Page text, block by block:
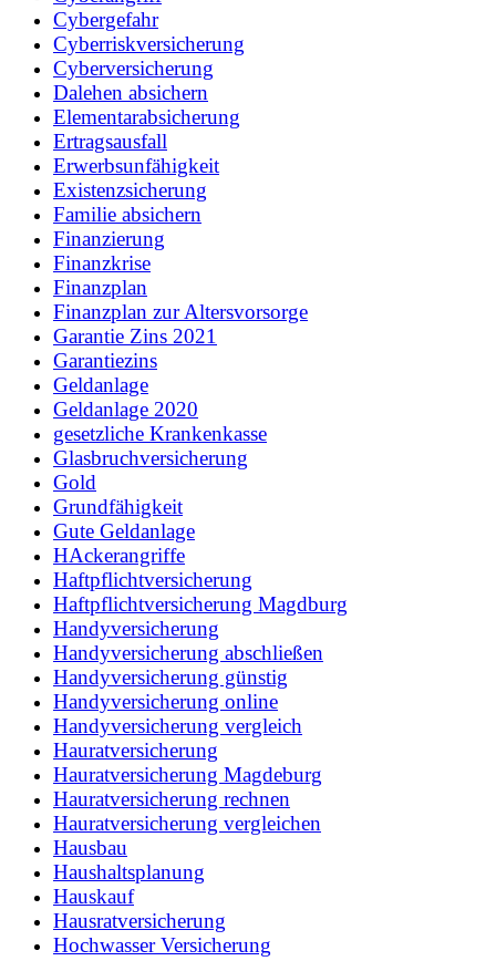
Cybergefahr
Cyberriskversicherung
Cyberversicherung
Dalehen absichern
Elementarabsicherung
Ertragsausfall
Erwerbsunfähigkeit
Existenzsicherung
Familie absichern
Finanzierung
Finanzkrise
Finanzplan
Finanzplan zur Altersvorsorge
Garantie Zins 2021
Garantiezins
Geldanlage
Geldanlage 2020
gesetzliche Krankenkasse
Glasbruchversicherung
Gold
Grundfähigkeit
Gute Geldanlage
HAckerangriffe
Haftpflichtversicherung
Haftpflichtversicherung Magdburg
Handyversicherung
Handyversicherung abschließen
Handyversicherung günstig
Handyversicherung online
Handyversicherung vergleich
Hauratversicherung
Hauratversicherung Magdeburg
Hauratversicherung rechnen
Hauratversicherung vergleichen
Hausbau
Haushaltsplanung
Hauskauf
Hausratversicherung
Hochwasser Versicherung